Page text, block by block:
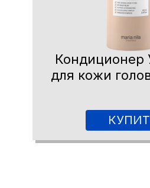
Кондиционер
для кожи